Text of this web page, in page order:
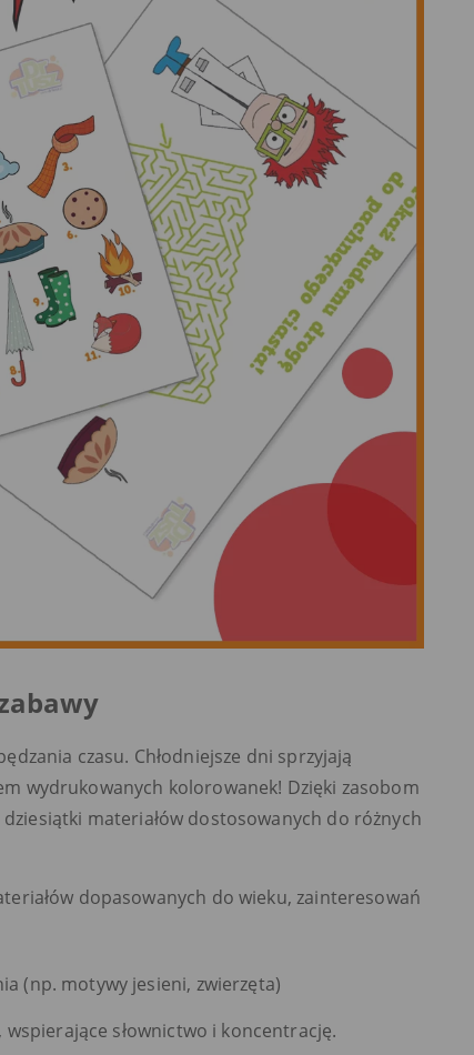
czasu. Chłodniejsze dni sprzyjają
wydrukowanych kolorowanek! Dzięki zasobom
materiałów dostosowanych do różnych
dopasowanych do wieku, zainteresowań
(np. motywy jesieni, zwierzęta)
słownictwo i koncentrację.